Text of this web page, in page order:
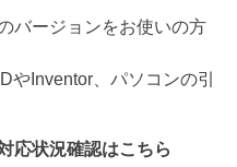
バージョンをお使いの方
Inventor、パソコンの引
応状況確認はこちら